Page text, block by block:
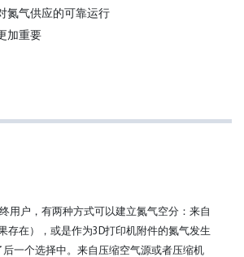
氮气供应的可靠运行
加重要
用户，有两种方式可以建立氮气空分：来自
存在），或是作为3D打印机附件的氮气发生
后一个选择中。来自压缩空气源或者压缩机